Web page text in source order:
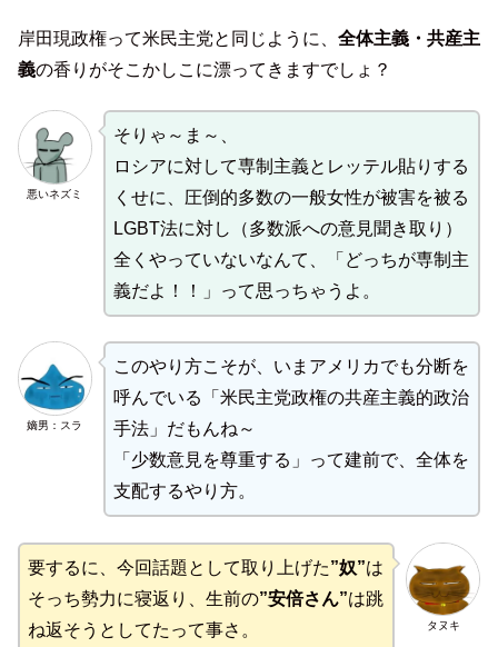
岸田現政権って米民主党と同じように、 全体主義・共産主
義の香りがそこかしこに漂ってきますでしょ？
悪いネズミ
そりゃ～ま～、
ロシアに対して専制主義とレッテル貼りする
くせに、圧倒的多数の一般女性が被害を被る
LGBT法に対し（多数派への意見聞き取り）
全くやっていないなんて、「どっちが専制主
義だよ！！」って思っちゃうよ。
嫡男：スラ
このやり方こそが、いまアメリカでも分断を
呼んでいる「米民主党政権の共産主義的政治
手法」だもんね～
「少数意見を尊重する」って建前で、全体を
支配するやり方。
タヌキ
要するに、今回話題として取り上げた”奴”は
そっち勢力に寝返り、生前の”安倍さん”は跳
ね返そうとしてたって事さ。